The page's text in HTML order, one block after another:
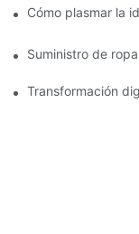
Cómo plasmar la
Suministro de
Transformación